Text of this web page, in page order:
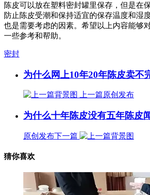
陈皮可以放在塑料密封罐里保存，但是在
防止陈皮受潮和保持适宜的保存温度和湿
也是需要考虑的因素。希望以上内容能够
一些参考和帮助。
密封
为什么网上10年20年陈皮卖不
上一篇原创发布
为什么十年陈皮没有五年陈皮
原创发布下一篇
猜你喜欢